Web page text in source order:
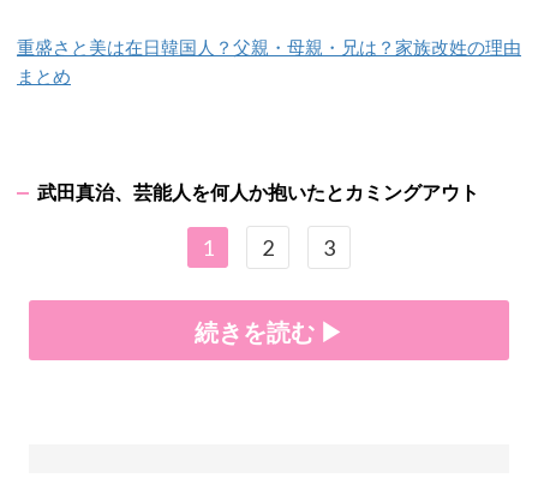
重盛さと美は在日韓国人？父親・母親・兄は？家族改姓の理由
まとめ
武田真治、芸能人を何人か抱いたとカミングアウト
1 2 3
続きを読む ▶